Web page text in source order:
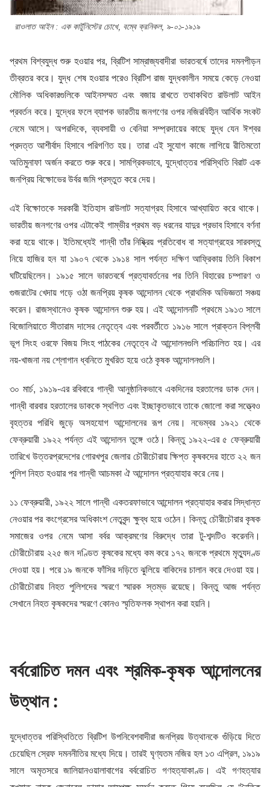
রাওলাত আইন : এক কার্টুনিস্টের চোখে, বম্বে ক্রনিকল, ৯-০১-১৯১৯
প্রথম বিশ্বযুদ্ধ শুরু হওয়ার পর, ব্রিটিশ সাম্রাজ্যবাদীরা ভারতবর্ষে তাদের দমনপীড়ন
তীব্রতর করে। যুদ্ধ শেষ হওয়ার পরেও ব্রিটিশ রাজ যুদ্ধকালীন সময়ে কেড়ে নেওয়া
মৌলিক অধিকারগুলিকে আইনসম্মত এবং বজায় রাখতে তথাকথিত রাউলাট আইন
প্রবর্তন করে। যুদ্ধের ফলে ব্যাপক ভারতীয় জনগণের ওপর নজিরবিহীন আর্থিক সংকট
নেমে আসে। অপরদিকে, ব্যবসায়ী ও বেনিয়া সম্প্রদায়ের কাছে যুদ্ধ যেন ঈশ্বর
প্রদত্ত আশীর্বাদ হিসাবে পরিগণিত হয়। তারা এই সুযোগ কাজে লাগিয়ে রীতিমতো
অতিমুনাফা অর্জন করতে শুরু করে। সামগ্রিকভাবে, যুদ্ধোত্তর পরিস্থিতি বিরাট এক
জনপ্রিয় বিক্ষোভের উর্বর জমি প্রস্তুত করে দেয়।
এই বিক্ষোতকে সরকারী ইতিহাস রাউলাট সত্যাগ্রহ হিসাবে আখ্যায়িত করে থাকে।
ভারতীয় জনগণের ওপর এটাকেই গাম্ভীর প্রথম বড় ধরনের যাদুর প্রভাব হিসাবে বর্ণনা
করা হয়ে থাকে। ইতিমধ্যেই গান্ধী তাঁর নিষ্ক্রিয় প্রতিবোধ বা সত্যাগ্রহের সারবস্তু
নিয়ে হাজির হন যা ১৯০৭ থেকে ১৯১৪ সাল পর্যন্ত দক্ষিণ আফ্রিকায় তিনি বিকাশ
ঘটিয়েছিলেন। ১৯১৫ সালে ভারতবর্ষে প্রত্যাবর্তনের পর তিনি বিহারের চম্পারণ ও
গুজরাটের খেদায় গড়ে ওঠা জনপ্রিয় কৃষক আন্দোলন থেকে প্রাথমিক অভিজ্ঞতা সঞ্চয়
করেন। রাজস্থানেও কৃষক আন্দোলন শুরু হয়। এই আন্দোলনটি প্রথমে ১৯১৩ সালে
বিজোলিয়াতে সীতারাম দাসের নেতৃত্বে এবং পরবর্তীতে ১৯১৬ সালে প্রাক্তন বিপ্লবী
ভূপ সিংহ ওরফে বিজয় সিংহ পাঠকের নেতৃত্বে ঐ আন্দোলনগুলি পরিচালিত হয়। এর
নয়-খাজনা নয় শ্লোগান ধ্বনিতে মুখরিত হয়ে ওঠে কৃষক আন্দোলনগুলি।
৩০ মার্চ, ১৯১৯-এর রবিবারে গান্ধী আনুষ্ঠানিকভাবে একদিনের হরতালের ডাক দেন।
গান্ধী বারবার হরতালের ডাককে স্থগিত এবং ইচ্ছাকৃতভাবে তাকে জোলো করা সত্ত্বেও
বৃহত্তর পরিধি জুড়ে অসহযোগ আন্দোলনের রূপ নেয়। নভেম্বর ১৯২১ থেকে
ফেব্রুয়ারী ১৯২২ পর্যন্ত এই আন্দোলন তুঙ্গে ওঠে। কিন্তু ১৯২২-এর ৫ ফেব্রুয়ারী
তারিখে উত্তরপ্রদেশের গোরখপুর জেলার চৌরীচৌরায় ক্ষিপ্ত কৃষকদের হাতে ২২ জন
পুলিশ নিহত হওয়ার পর গান্ধী আচমকা ঐ আন্দোলন প্রত্যাহার করে নেয়।
১১ ফেব্রুয়ারী, ১৯২২ সালে গান্ধী একতরফাভাবে আন্দোলন প্রত্যাহার করার সিদ্ধান্ত
নেওয়ার পর কংগ্রেসের অধিকাংশ নেতৃবৃন্দ ক্ষুব্ধ হয়ে ওঠেন। কিন্তু চৌরীচৌরার কৃষক
সমাজের ওপর নেমে আসা বর্বর আক্রমণের বিরুদ্ধে তারা টু-শব্দটিও করেননি।
চৌরীচৌরায় ২২৫ জন দণ্ডিত কৃষকের মধ্যে কম করে ১৭২ জনকে প্রথমে মৃত্যুদণ্ড
দেওয়া হয়। পরে ১৯ জনকে ফাঁসির দড়িতে ঝুলিয়ে বাকিদের চালান করে দেওয়া হয়।
চৌরীচৌরায় নিহত পুলিশদের স্মরণে স্মারক স্তম্ভ রয়েছে। কিন্তু আজ পর্যন্ত
সেখানে নিহত কৃষকদের স্মরণে কোনও স্মৃতিফলক স্থাপন করা হয়নি।
বর্বরোচিত দমন এবং শ্রমিক-কৃষক আন্দোলনের
উত্থান :
যুদ্ধোত্তর পরিস্থিতিতে ব্রিটিশ উপনিবেশবাদীরা জনপ্রিয় উত্থানকে গুঁড়িয়ে দিতে
চেয়েছিল স্রেফ দমননীতির মধ্যে দিয়ে। তারই ঘৃণ্যতম নজির হল ১৩ এপ্রিল, ১৯১৯
সালে অমৃতসরে জালিয়ানওয়ালাবাগের বর্বরোচিত গণহত্যাকাণ্ড। এই গণহত্যার